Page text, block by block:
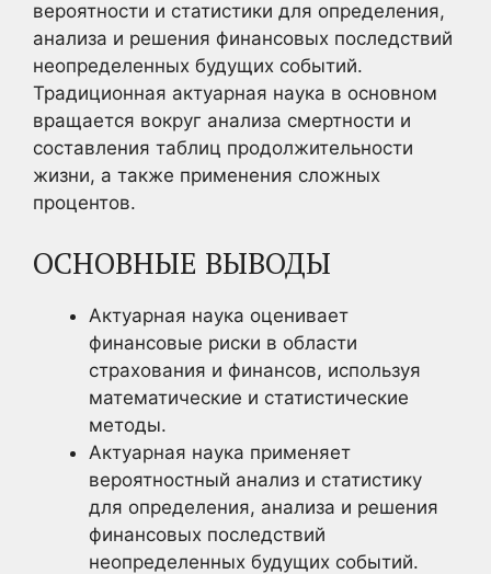
вероятности и статистики для определения,
анализа и решения финансовых последствий
неопределенных будущих событий.
Традиционная актуарная наука в основном
вращается вокруг анализа смертности и
составления таблиц продолжительности
жизни, а также применения сложных
процентов.
ОСНОВНЫЕ ВЫВОДЫ
Актуарная наука оценивает
финансовые риски в области
страхования и финансов, используя
математические и статистические
методы.
Актуарная наука применяет
вероятностный анализ и статистику
для определения, анализа и решения
финансовых последствий
неопределенных будущих событий.